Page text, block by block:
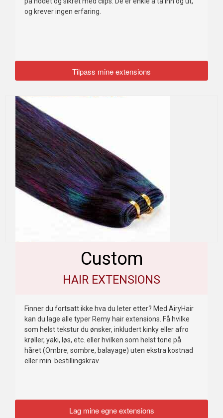
og krever ingen erfaring.
Tilpass mine extensions
Custom
HAIR EXTENSIONS
Finner du fortsatt ikke hva du leter etter? Med AiryHair
kan du lage alle typer Remy hair extensions. Få hvilke
som helst tekstur du ønsker, inkludert kinky eller afro
krøller, yaki, løs, etc. eller hvilken som helst tone på
håret (Ombre, sombre, balayage) uten ekstra kostnad
eller min. bestillingskrav.
Lag mine egne extensions